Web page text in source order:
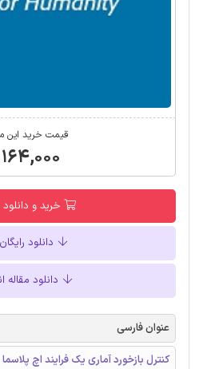
قیمت خرید
۱۶۴,۰۰۰
خرید و
دانلود
دانلود مقاله
عنوان فارسی
کنترل بازخورد آماری یک فرایند اچ پلاسما